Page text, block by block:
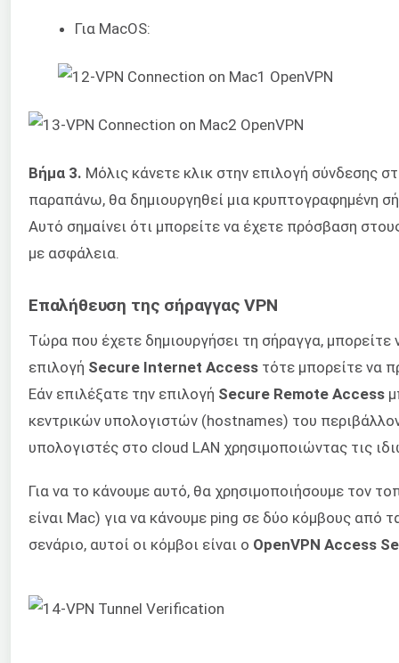
Για MacOS:
Βήμα 3. Μόλις κάνετε κλικ στην επιλογή σύνδεσης
παραπάνω, θα δημιουργηθεί μια κρυπτογραφημένη
Αυτό σημαίνει ότι μπορείτε να έχετε πρόσβαση
με ασφάλεια.
Επαλήθευση της σήραγγας VPN
Τώρα που έχετε δημιουργήσει τη σήραγγα, μπορείτε
επιλογή Secure Internet Access τότε μπορείτε να
Εάν επιλέξατε την επιλογή Secure Remote Access
κεντρικών υπολογιστών (hostnames) του
υπολογιστές στο cloud LAN χρησιμοποιώντας τις
Για να το κάνουμε αυτό, θα χρησιμοποιήσουμε τον
είναι Mac) για να κάνουμε ping σε δύο κόμβους από
σενάριο, αυτοί οι κόμβοι είναι ο OpenVPN Access